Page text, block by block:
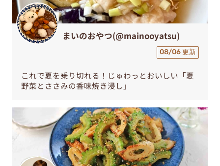
まいのおやつ(@mainooyatsu)
08/06 更新
これで夏を乗り切れる！じゅわっとおいしい「夏
野菜とささみの香味焼き浸し」